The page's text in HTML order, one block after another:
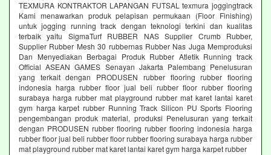
TEXMURA KONTRAKTOR LAPANGAN FUTSAL texmura joggingtrack
Kami menawarkan produk pelapisan permukaan (Floor Finishing)
untuk jogging running track dengan teknologi terkini dan kualitas
terbaik yaitu SigmaTurf RUBBER NAS Supplier Crumb Rubber,
Supplier Rubber Mesh 30 rubbernas Rubber Nas Juga Memproduksi
Dan Menyediakan Berbagai Produk Rubber Atletik Running track
Official ASEAN GAMES Senayan Jakarta Palembang Penelusuran
yang terkait dengan PRODUSEN rubber flooring rubber flooring
indonesia harga rubber floor jual beli rubber floor rubber flooring
surabaya harga rubber mat playground rubber mat karet lantai karet
gym harga karpet rubber Running Track Silicon PU Sports Flooring
pengembangan produk material, produksi Penelusuran yang terkait
dengan PRODUSEN rubber flooring rubber flooring indonesia harga
rubber floor jual beli rubber floor rubber flooring surabaya harga rubber
mat playground rubber mat karet lantai karet gym harga karpet rubber